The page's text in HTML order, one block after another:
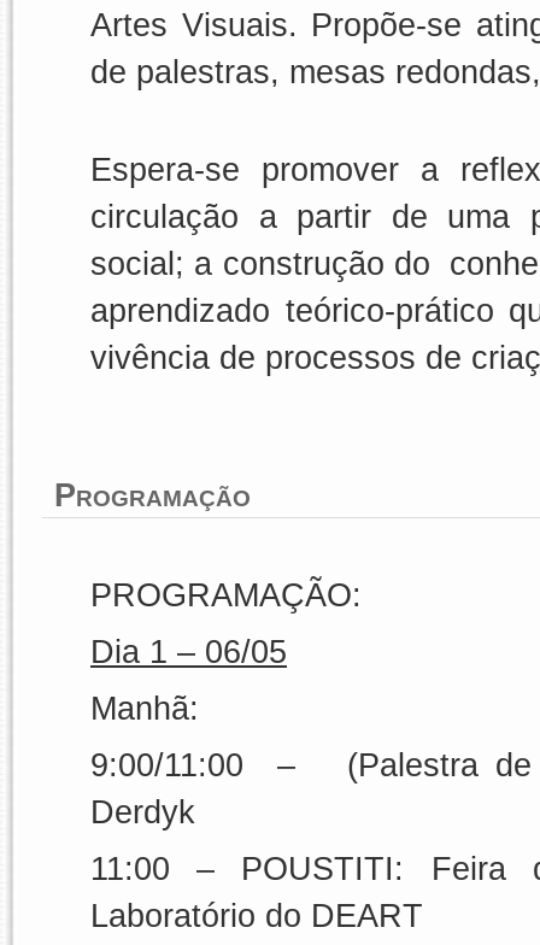
Artes Visuais. Propõe-se
de palestras, mesas
Espera-se promover a
circulação a partir de uma
social; a construção do
aprendizado teórico-prático
vivência de processos de
Programação
PROGRAMAÇÃO:
Dia 1 – 06/05
Manhã:
9:00/11:00 –
(Palestra
Derdyk
11:00 – POUSTITI:
Laboratório do DEART